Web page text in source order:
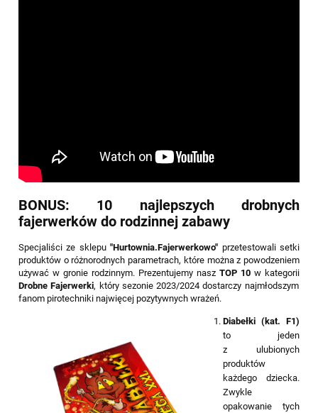
BONUS: 10 najlepszych drobnych
fajerwerków do rodzinnej zabawy
Specjaliści ze sklepu"Hurtownia.Fajerwerkowo" przetestowali setki
produktów o różnorodnych parametrach, które można z powodzeniem
używać w gronie rodzinnym. Prezentujemy nasz TOP 10 w kategorii
Drobne Fajerwerki, który sezonie 2023/2024 dostarczy najmłodszym
fanom pirotechniki najwięcej pozytywnych wrażeń.
Diabełki (kat. F1)
to jeden
z ulubionych
produktów
każdego dziecka.
Zwykle
opakowanie tych